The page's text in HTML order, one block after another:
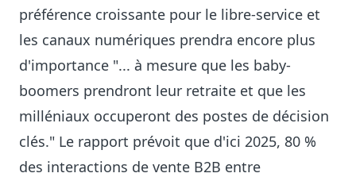
préférence croissante pour le libre-service et
les canaux numériques prendra encore plus
d'importance "... à mesure que les baby-
boomers prendront leur retraite et que les
milléniaux occuperont des postes de décision
clés." Le rapport prévoit que d'ici 2025, 80 %
des interactions de vente B2B entre